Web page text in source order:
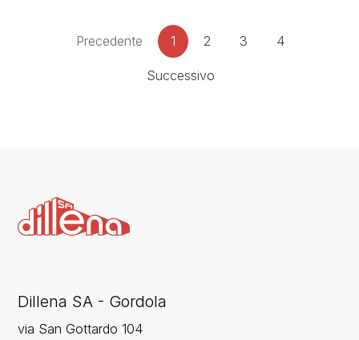
Precedente 1 2 3 4
Successivo
Dillena SA - Gordola
via San Gottardo 104